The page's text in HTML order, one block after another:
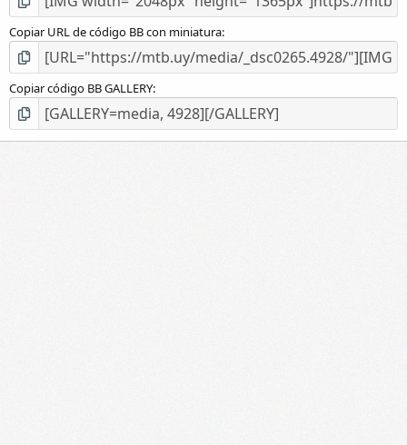
Copiar URL de código BB con miniatura
Copiar código BB GALLERY